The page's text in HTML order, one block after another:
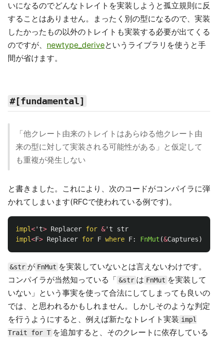
いになるのでどんなトレイトを実装しようと孤立規則に反
することはありません。まったく別の型になるので、実装
したかったもの以外のトレイトも実装する必要が出てくる
のですが、 newtype_deriveというライブラリを使うと手
間が省けます。
#[fundamental]
「他クレート由来のトレイトはあらゆる他クレート由
来の型に対して実装される可能性がある」と仮定して
も重複が発生しない
と書きました。これにより、次のコードがコンパイラに弾
かれてしまいます(RFCで使われている例です)。
impl<'t> Replacer for &'t
str
impl<F> Replacer for F where F: FnMut (&Captures)
&str が FnMut を実装していないとは言えないわけです。
コンパイラが当然知っている「 &str は FnMut を実装して
いない」という事実を使って合法にしてしまっても良いの
では、と思われるかもしれません。しかしそのような判定
を行うようにすると、例えば新たなトレイト実装 impl
Trait for T を追加すると、そのクレートに依存している